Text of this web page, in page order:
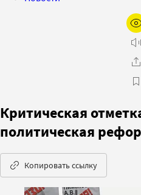
Критическая
политическая
Копировать ссылку